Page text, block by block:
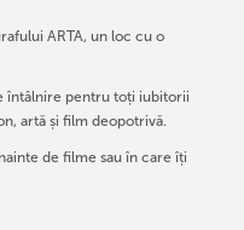
ARTA, un loc cu o
întâlnire pentru toți iubitorii
artă și film deopotrivă.
de filme sau în care îți